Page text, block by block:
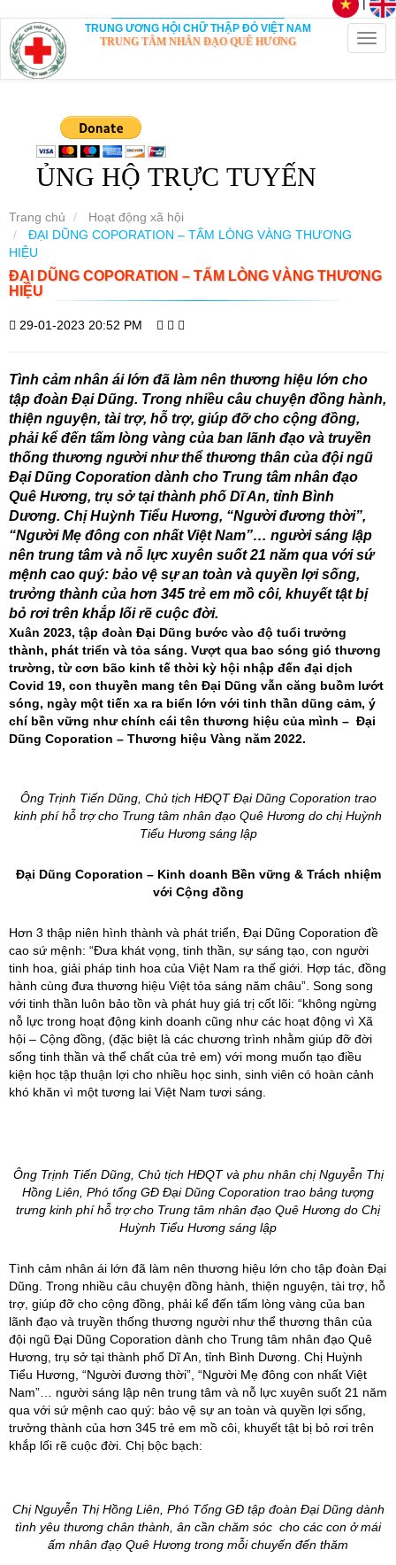
TRUNG ƯƠNG HỘI CHỮ THẬP ĐỎ VIỆT NAM
TRUNG TÂM NHÂN ĐẠO QUÊ HƯƠNG
ỦNG HỘ TRỰC TUYẾN
Trang chủ
Hoạt động xã hội
ĐẠI DŨNG COPORATION – TẤM LÒNG VÀNG THƯƠNG
HIỆU
ĐẠI DŨNG COPORATION – TẤM LÒNG VÀNG THƯƠNG
HIỆU
29-01-2023 20:52 PM
Tình cảm nhân ái lớn đã làm nên thương hiệu lớn cho
tập đoàn Đại Dũng. Trong nhiều câu chuyện đồng hành,
thiện nguyện, tài trợ, hỗ trợ, giúp đỡ cho cộng đồng,
phải kể đến tấm lòng vàng của ban lãnh đạo và truyền
thống thương người như thể thương thân của đội ngũ
Đại Dũng Coporation dành cho Trung tâm nhân đạo
Quê Hương, trụ sở tại thành phố Dĩ An, tỉnh Bình
Dương. Chị Huỳnh Tiểu Hương, “Người đương thời”,
“Người Mẹ đông con nhất Việt Nam”… người sáng lập
nên trung tâm và nỗ lực xuyên suốt 21 năm qua với sứ
mệnh cao quý: bảo vệ sự an toàn và quyền lợi sống,
trưởng thành của hơn 345 trẻ em mồ côi, khuyết tật bị
bỏ rơi trên khắp lối rẽ cuộc đời.
Xuân 2023, tập đoàn Đại Dũng bước vào độ tuổi trưởng
thành, phát triển và tỏa sáng. Vượt qua bao sóng gió thương
trường, từ cơn bão kinh tế thời kỳ hội nhập đến đại dịch
Covid 19, con thuyền mang tên Đại Dũng vẫn căng buồm lướt
sóng, ngày một tiến xa ra biển lớn với tinh thần dũng cảm, ý
chí bền vững như chính cái tên thương hiệu của mình – Đại
Dũng Coporation – Thương hiệu Vàng năm 2022.
Ông Trịnh Tiến Dũng, Chủ tịch HĐQT Đại Dũng Coporation trao
kinh phí hỗ trợ cho Trung tâm nhân đạo Quê Hương do chị Huỳnh
Tiểu Hương sáng lập
Đại Dũng Coporation – Kinh doanh Bền vững & Trách nhiệm
với Cộng đồng
Hơn 3 thập niên hình thành và phát triển, Đại Dũng Coporation đề
cao sứ mệnh: “Đưa khát vọng, tinh thần, sự sáng tạo, con người
tinh hoa, giải pháp tinh hoa của Việt Nam ra thế giới. Hợp tác, đồng
hành cùng đưa thương hiệu Việt tỏa sáng năm châu”. Song song
với tinh thần luôn bảo tồn và phát huy giá trị cốt lõi: “không ngừng
nỗ lực trong hoạt động kinh doanh cũng như các hoạt động vì Xã
hội – Cộng đồng, (đặc biệt là các chương trình nhằm giúp đỡ đời
sống tinh thần và thể chất của trẻ em) với mong muốn tạo điều
kiện học tập thuận lợi cho nhiều học sinh, sinh viên có hoàn cảnh
khó khăn vì một tương lai Việt Nam tươi sáng.
Ông Trịnh Tiến Dũng, Chủ tịch HĐQT và phu nhân chị Nguyễn Thị
Hồng Liên, Phó tổng GĐ Đại Dũng Coporation trao bảng tượng
trưng kinh phí hỗ trợ cho Trung tâm nhân đạo Quê Hương do Chị
Huỳnh Tiểu Hương sáng lập
Tình cảm nhân ái lớn đã làm nên thương hiệu lớn cho tập đoàn Đại
Dũng. Trong nhiều câu chuyện đồng hành, thiện nguyện, tài trợ, hỗ
trợ, giúp đỡ cho cộng đồng, phải kể đến tấm lòng vàng của ban
lãnh đạo và truyền thống thương người như thể thương thân của
đội ngũ Đại Dũng Coporation dành cho Trung tâm nhân đạo Quê
Hương, trụ sở tại thành phố Dĩ An, tỉnh Bình Dương. Chị Huỳnh
Tiểu Hương, “Người đương thời”, “Người Mẹ đông con nhất Việt
Nam”… người sáng lập nên trung tâm và nỗ lực xuyên suốt 21 năm
qua với sứ mệnh cao quý: bảo vệ sự an toàn và quyền lợi sống,
trưởng thành của hơn 345 trẻ em mồ côi, khuyết tật bị bỏ rơi trên
khắp lối rẽ cuộc đời. Chị bộc bạch:
Chị Nguyễn Thị Hồng Liên, Phó Tổng GĐ tập đoàn Đại Dũng dành
tình yêu thương chân thành, ân cần chăm sóc cho các con ở mái
ấm nhân đạọ Quê Hương trong mỗi chuyến đến thăm